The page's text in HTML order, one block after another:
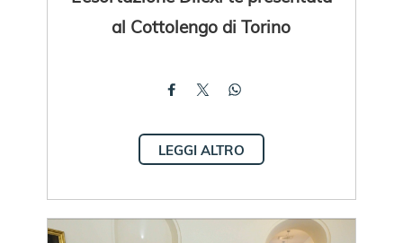
al Cottolengo di Torino
LEGGI ALTRO